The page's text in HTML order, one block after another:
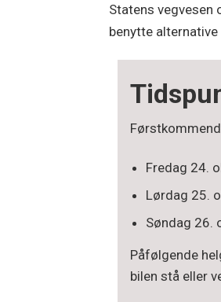
Statens vegvesen
benytte
Fredag 24.
Lørdag 25.
Søndag 26.
Påfølgende
bilen stå eller